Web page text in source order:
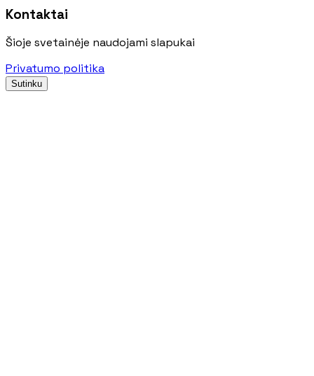
Kontaktai
Šioje svetainėje naudojami slapukai
Privatumo politika
Sutinku